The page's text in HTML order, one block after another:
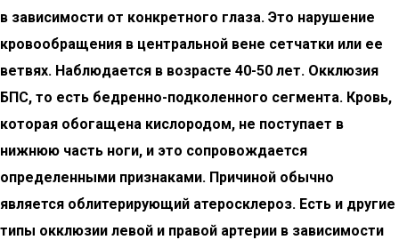
в зависимости от конкретного глаза. Это нарушение
кровообращения в центральной вене сетчатки или ее
ветвях. Наблюдается в возрасте 40-50 лет. Окклюзия
БПС, то есть бедренно-подколенного сегмента. Кровь,
которая обогащена кислородом, не поступает в
нижнюю часть ноги, и это сопровождается
определенными признаками. Причиной обычно
является облитерирующий атеросклероз. Есть и другие
типы окклюзии левой и правой артерии в зависимости